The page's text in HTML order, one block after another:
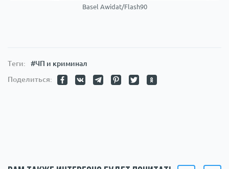
Basel Awidat/Flash90
Теги:
#ЧП и криминал
Поделиться: